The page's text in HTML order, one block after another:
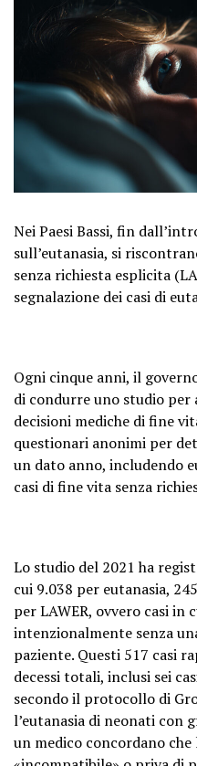
Nei Paesi Bassi, fin
sull’eutanasia, si
senza richiesta esplicita
segnalazione dei casi di
Ogni cinque anni, il
di condurre uno studio per
decisioni mediche di fine
questionari anonimi per
un dato anno, includendo
casi di fine vita senza
Lo studio del 2021 ha
cui 9.038 per eutanasia,
per LAWER, ovvero casi
intenzionalmente senza
paziente. Questi 517 casi
decessi totali, inclusi sei
secondo il protocollo di
l’eutanasia di neonati con
un medico concordano